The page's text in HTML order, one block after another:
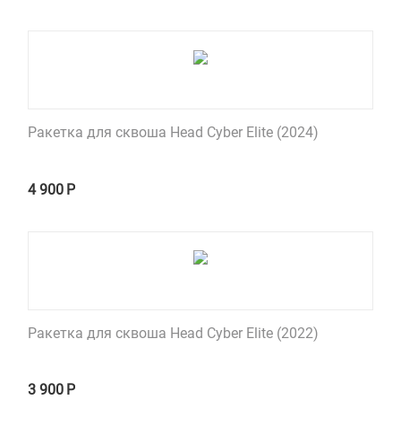
Ракетка для сквоша Head Cyber Elite (2024)
4 900 Р
Ракетка для сквоша Head Cyber Elite (2022)
3 900 Р